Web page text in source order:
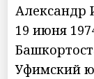
Александр
19 июня
Уфимский